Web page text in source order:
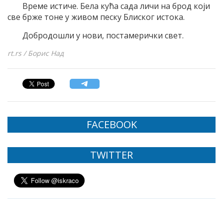
Време истиче. Бела кућа сада личи на брод који
све брже тоне у живом песку Блиског истока.
Добродошли у нови, постамерички свет.
rt.rs / Борис Над
FACEBOOK
TWITTER